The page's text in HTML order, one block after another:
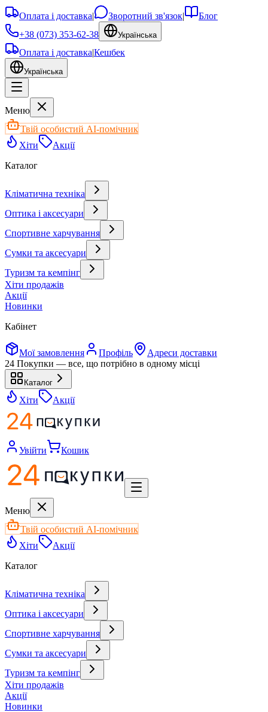
Оплата і доставка| Зворотний зв'язок|
Блог
+38 (073) 353-62-38
Українська
Оплата і доставка|Кешбек
Українська
Меню
Твій особистий AI-помічник
Хіти
Акції
Каталог
Кліматична техніка
Оптика і аксесуари
Спортивне харчування
Сумки та аксесуари
Туризм та кемпінг
Хіти продажів
Акції
Новинки
Кабінет
Мої замовлення Профіль
Адреси доставки
24 Покупки — все, що потрібно в одному місці
Каталог
Хіти Акції
Увійти Кошик
Меню
Твій особистий AI-помічник
Хіти
Акції
Каталог
Кліматична техніка
Оптика і аксесуари
Спортивне харчування
Сумки та аксесуари
Туризм та кемпінг
Хіти продажів
Акції
Новинки